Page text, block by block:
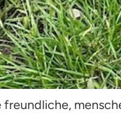
freundliche,